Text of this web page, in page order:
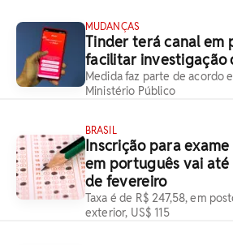
MUDANÇAS
Tinder terá canal em
facilitar investigação
Medida faz parte de acordo
Ministério Público
BRASIL
Inscrição para
em português vai
de fevereiro
Taxa é de R$ 247,58, em
exterior, US$ 115